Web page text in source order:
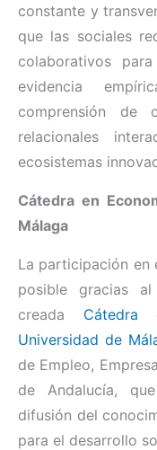
constante y
que las sociales
colaborativos
evidencia
comprensión de
relacionales
ecosistemas
Cátedra en
Málaga
La participación en
posible gracias
creada
Universidad de
de Empleo,
de Andalucía,
difusión del
para el desarrollo